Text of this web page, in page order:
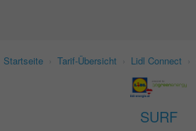
Startseite Tarif-Übersicht Lidl Connect
SURF